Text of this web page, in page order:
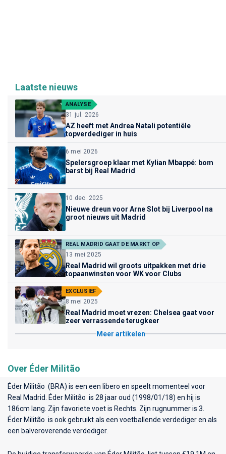
Laatste nieuws
ANALYSE
31 jul. 2026
AZ heeft met Andrea Natali potentiële
topverdediger in huis
6 mei 2026
Spelersgroep klaar met Kylian Mbappé: bom
barst bij Real Madrid
10 dec. 2025
Nieuwe dreun voor Arne Slot bij Liverpool na
groot nieuws uit Madrid
REAL MADRID GAAT DE MARKT OP
13 mei 2025
Real Madrid wil groots uitpakken met drie
topaanwinsten voor WK voor Clubs
EXCLUSIEF
8 mei 2025
Real Madrid moet vrezen: Chelsea gaat voor
zeer verrassende terugkeer
Meer artikelen
Over Éder Militão
Éder Militão (BRA) is een een libero en speelt momenteel voor
Real Madrid
. Éder Militão is 28 jaar oud (1998/01/18) en hij is
186cm lang. Zijn favoriete voet is Rechts. Zijn rugnummer is 3.
Éder Militão is ook gebruikt als een voetballende verdediger en als
een balveroverende verdediger.